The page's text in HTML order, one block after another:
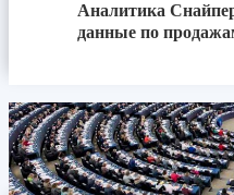
Аналитика
данные по